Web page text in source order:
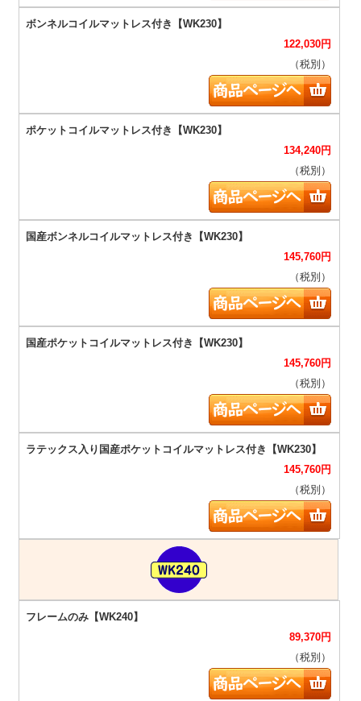
122,030円
（税別）
134,240円
（税別）
145,760円
（税別）
145,760円
（税別）
145,760円
（税別）
89,370円
（税別）